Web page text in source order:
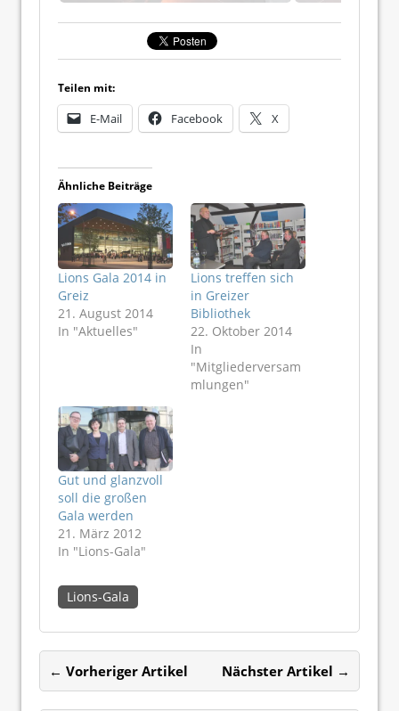
Teilen mit:
E-Mail Facebook X
Ähnliche Beiträge
Lions Gala 2014 in
Greiz
21. August 2014
In "Aktuelles"
Lions treffen sich
in Greizer
Bibliothek
22. Oktober 2014
In
"Mitgliederversam
mlungen"
Gut und glanzvoll
soll die großen
Gala werden
21. März 2012
In "Lions-Gala"
Lions-Gala
← Vorheriger Artikel Nächster Artikel →